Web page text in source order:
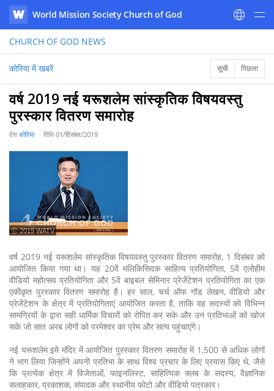
WATV
World Mission Society Church of God
CHURCH OF GOD NEWS
कोरिया में खबरें सूची पिछला
वर्ष 2019 नई यरूशलेम सांस्कृतिक विषयवस्तु
पुरस्कार वितरण समारोह
देश कोरिया तिथि01/दिसंबर/2019
ⓒ 2019 WATV
वर्ष 2019 नई यरूशलेम सांस्कृतिक विषयवस्तु पुरस्कार वितरण समारोह, 1 दिसंबर को
आयोजित किया गया था। यह 20वें मलिकिसिदक साहित्य प्रतियोगिता, 5वें एलोहीम
वीडियो महोत्सव प्रतियोगिता और 5वें बाइबल सेमिनार प्रेजेंटेशन प्रतियोगिता का एक
एकीकृत पुरस्कार वितरण समारोह है। हर साल, चर्च ऑफ गॉड लेखन, वीडियो और
प्रेजेंटेशन के क्षेत्र में प्रतियोगिताएं आयोजित करता है, ताकि वह सदस्यों को विभिन्न
सामग्रियों के द्वारा सही धार्मिक विचारों को रोपित कर सके और उन प्रतिभाओं को खोज
सके जो सात अरब लोगों को परमेश्वर का प्रेम और सत्य पहुंचाएंगे।
नई यरूशलेम इमे मंदिर में आयोजित पुरस्कार वितरण समारोह में 1,500 से अधिक लोगों
ने भाग लिया जिन्होंने अपनी प्रतिभा के साथ विश्व प्रचार के लिए प्रयास किए थे, जैसे
कि प्रत्येक क्षेत्र में विजेताओं, फाइनलिस्ट, साहित्यिक क्लब के सदस्य, वैज्ञानिक
सलाहकार, प्रकाशक, संपादक और स्थानीय फोटो और वीडियो पत्रकार।